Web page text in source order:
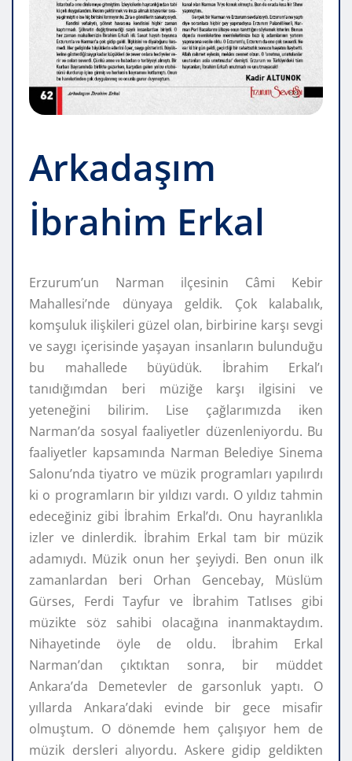
Arkadaşım
İbrahim Erkal
Erzurum’un Narman ilçesinin Câmi Kebir
Mahallesi’nde dünyaya geldik. Çok kalabalık,
komşuluk ilişkileri güzel olan, birbirine karşı sevgi
ve saygı içerisinde yaşayan insanların bulunduğu
bu mahallede büyüdük. İbrahim Erkal’ı
tanıdığımdan beri müziğe karşı ilgisini ve
yeteneğini bilirim. Lise çağlarımızda iken
Narman’da sosyal faaliyetler düzenleniyordu. Bu
faaliyetler kapsamında Narman Belediye Sinema
Salonu’nda tiyatro ve müzik programları yapılırdı
ki o programların bir yıldızı vardı. O yıldız tahmin
edeceğiniz gibi İbrahim Erkal’dı. Onu hayranlıkla
izler ve dinlerdik. İbrahim Erkal tam bir müzik
adamıydı. Müzik onun her şeyiydi. Ben onun ilk
zamanlardan beri Orhan Gencebay, Müslüm
Gürses, Ferdi Tayfur ve İbrahim Tatlıses gibi
müzikte söz sahibi olacağına inanmaktaydım.
Nihayetinde öyle de oldu. İbrahim Erkal
Narman’dan çıktıktan sonra, bir müddet
Ankara’da Demetevler de garsonluk yaptı. O
yıllarda Ankara’daki evinde bir gece misafir
olmuştum. O dönemde hem çalışıyor hem de
müzik dersleri alıyordu. Askere gidip geldikten